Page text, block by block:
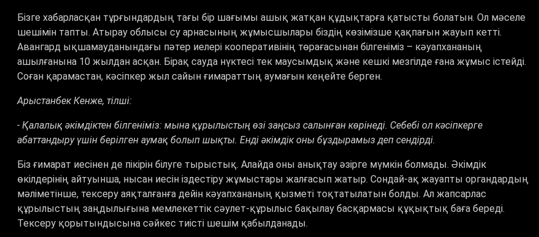
Бізге хабарласқан тұрғындардың тағы бір шағымы ашық жатқан құдықтарға қатысты болатын. Ол мәселе
шешімін тапты. Атырау облысы су арнасының жұмысшылары біздің көзімізше қақпағын жауып кетті.
Авангард ықшамауданындағы пәтер иелері кооперативінің төрағасынан білгеніміз – кәуапхананың
ашылғанына 10 жылдан асқан. Бірақ сауда нүктесі тек маусымдық және кешкі мезгілде ғана жұмыс істейді.
Соған қарамастан, кәсіпкер жыл сайын ғимараттың аумағын кеңейте берген.
Арыстанбек Кенже, тілші:
- Қалалық әкімдіктен білгеніміз: мына құрылыстың өзі заңсыз салынған көрінеді. Себебі ол кәсіпкерге
абаттандыру үшін берілген аумақ болып шықты. Енді әкімдік оны бұздырамыз деп сендірді.
Біз ғимарат иесінен де пікірін білуге тырыстық. Алайда оны анықтау әзірге мүмкін болмады. Әкімдік
өкілдерінің айтуынша, нысан иесін іздестіру жұмыстары жалғасып жатыр. Сондай-ақ жауапты органдардың
мәліметінше, тексеру аяқталғанға дейін кәуапхананың қызметі тоқтатылатын болды. Ал жапсарлас
құрылыстың заңдылығына мемлекеттік сәулет-құрылыс бақылау басқармасы құқықтық баға береді.
Тексеру қорытындысына сәйкес тиісті шешім қабылданады.